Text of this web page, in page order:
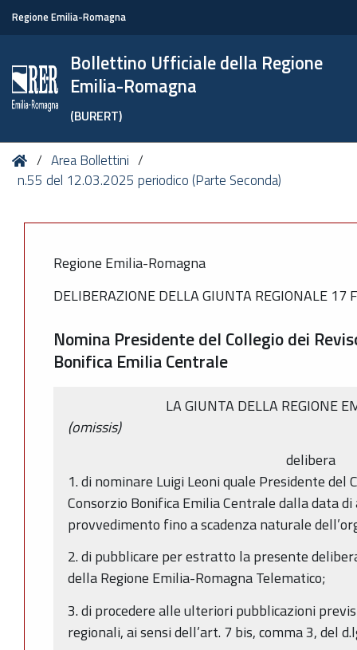
Regione Emilia-Romagna
Bollettino Ufficiale della Regione
Emilia-Romagna
(BURERT)
Tu
sei
HomeArea Bollettini
n.55 del 12.03.2025 periodico (Parte Seconda)
Regione Emilia-Romagna
DELIBERAZIONE DELLA GIUNTA REGIONALE 17
Nomina Presidente del Collegio dei
Bonifica Emilia Centrale
LA GIUNTA DELLA REGIONE
(omissis)
delibera
1. di nominare Luigi Leoni quale Presidente del
Consorzio Bonifica Emilia Centrale dalla data
provvedimento fino a scadenza naturale
2. di pubblicare per estratto la presente
della Regione Emilia-Romagna Telematico;
3. di procedere alle ulteriori pubblicazioni
regionali, ai sensi dell’art. 7 bis, comma 3, del